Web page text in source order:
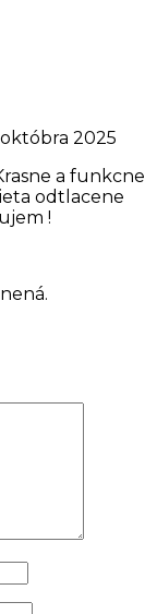
2025
a funkcne
odtlacene
!